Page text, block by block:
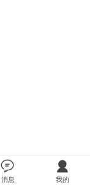
消息 我的